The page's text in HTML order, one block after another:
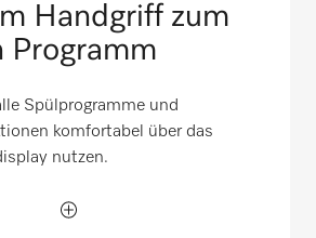
Handgriff zum
Programm
Spülprogramme und
komfortabel über das
nutzen.